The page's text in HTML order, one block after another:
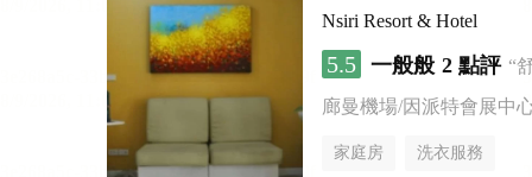
Nsiri Resort & Hotel
5.5 一般般 2 點評 “
廊曼機場/因派特會展中
家庭房 洗衣服務